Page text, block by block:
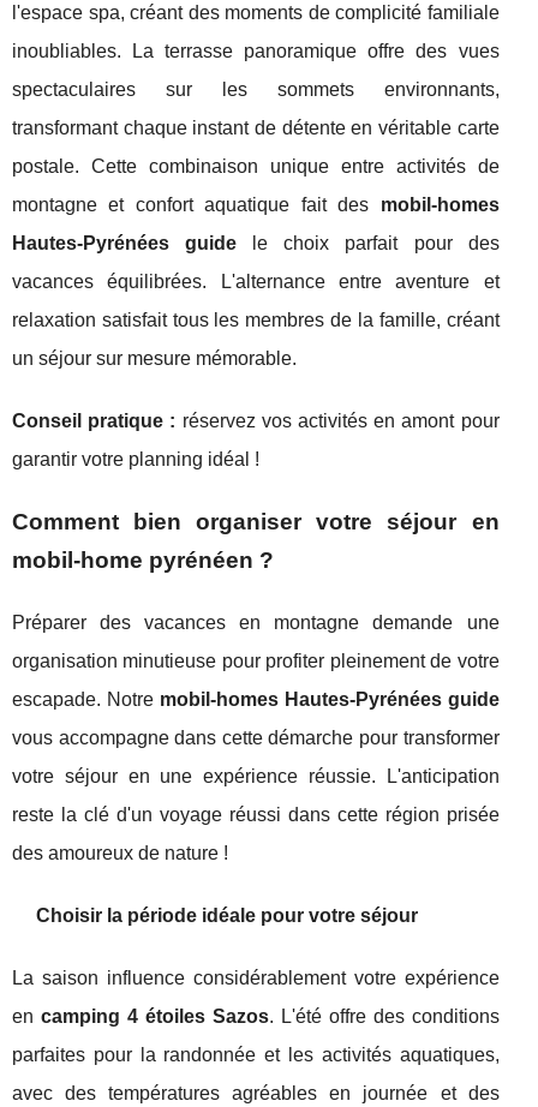
l'espace spa, créant des moments de complicité familiale
inoubliables. La terrasse panoramique offre des vues
spectaculaires sur les sommets environnants,
transformant chaque instant de détente en véritable carte
postale. Cette combinaison unique entre activités de
montagne et confort aquatique fait des mobil-homes
Hautes-Pyrénées guide le choix parfait pour des
vacances équilibrées. L'alternance entre aventure et
relaxation satisfait tous les membres de la famille, créant
un séjour sur mesure mémorable.
Conseil pratique : réservez vos activités en amont pour
garantir votre planning idéal !
Comment bien organiser votre séjour en
mobil-home pyrénéen ?
Préparer des vacances en montagne demande une
organisation minutieuse pour profiter pleinement de votre
escapade. Notre mobil-homes Hautes-Pyrénées guide
vous accompagne dans cette démarche pour transformer
votre séjour en une expérience réussie. L'anticipation
reste la clé d'un voyage réussi dans cette région prisée
des amoureux de nature !
Choisir la période idéale pour votre séjour
La saison influence considérablement votre expérience
en camping 4 étoiles Sazos. L'été offre des conditions
parfaites pour la randonnée et les activités aquatiques,
avec des températures agréables en journée et des